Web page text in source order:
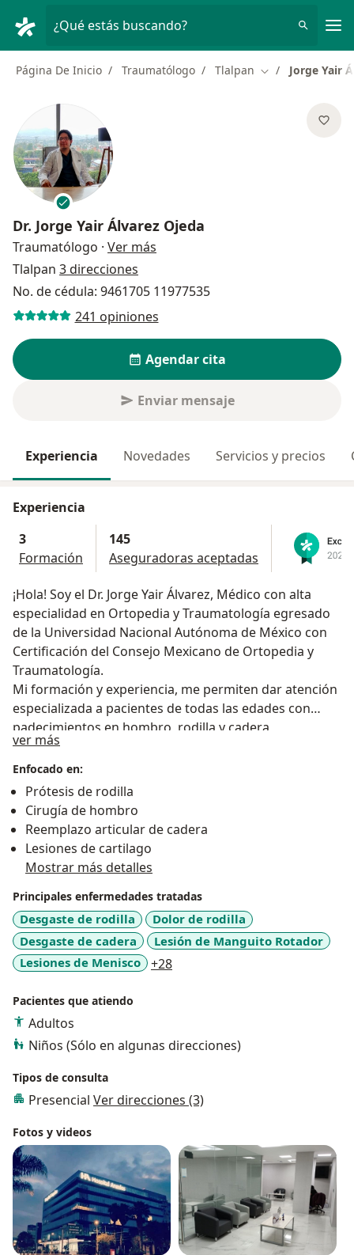
¿Qué estás buscando?
Página De Inicio Traumatólogo Tlalpan Cambiar de
Jorge Yair
Dr. Jorge Yair Álvarez Ojeda
Traumatólogo · Ver más
Tlalpan 3 direcciones
No. de cédula: 9461705 11977535
241 opiniones
Agendar cita
Enviar mensaje
Experiencia Novedades Servicios y precios
Experiencia
3
Formación
145
Aseguradoras aceptadas
¡Hola! Soy el Dr. Jorge Yair Álvarez, Médico con alta
especialidad en Ortopedia y Traumatología egresado
de la Universidad Nacional Autónoma de México con
Certificación del Consejo Mexicano de Ortopedia y
Traumatología.
Mi formación y experiencia, me permiten dar atención
especializada a pacientes de todas las edades con
padecimientos en hombro, rodilla y cadera,
ayudándoles con el diagnóstico y tratamiento
acertado ayudándoles a recuperar su salud, siempre
brindando un trato amable, humano y respetuoso.
Puedes sentir la tranquilidad de que tu salud estará en
manos expertas. ¡Será un gusto atenderte!
ver más
Enfocado en:
Prótesis de rodilla
Cirugía de hombro
Reemplazo articular de cadera
Lesiones de cartilago
Mostrar más detalles
Principales enfermedades tratadas
Desgaste de rodilla
Dolor de rodilla
Desgaste de cadera
Lesión de Manguito Rotador
Lesiones de Menisco
+28a11y_sr_more_diseases
Pacientes que atiendo
Adultos
Niños (Sólo en algunas direcciones)
Tipos de consulta
Presencial Ver direcciones (3)
Fotos y videos